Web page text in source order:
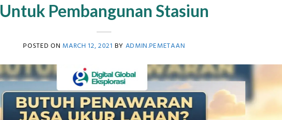
Untuk Pembangunan Stasiun
POSTED ON MARCH 12, 2021 BY ADMIN.PEMETAAN